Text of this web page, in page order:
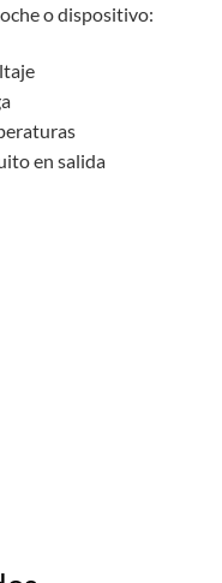
o dispositivo:
en salida